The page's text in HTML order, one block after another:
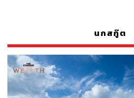
นกสกู๊ต